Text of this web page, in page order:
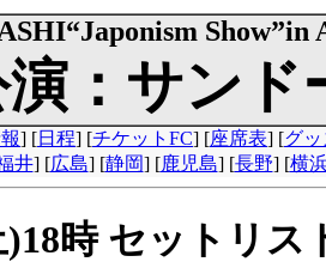
Show”in
：サンド
] [日程] [チケットFC] [座席表] [グ
井] [広島] [静岡] [鹿児島] [長野] [横
)18時 セットリ